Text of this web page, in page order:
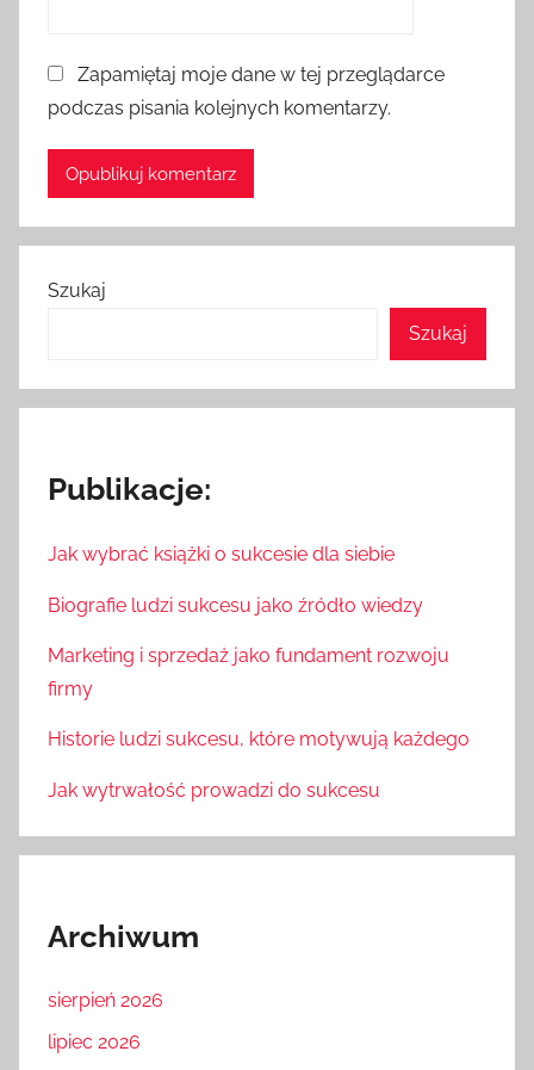
Zapamiętaj moje dane w tej przeglądarce
podczas pisania kolejnych komentarzy.
Szukaj
Szukaj
Publikacje:
Jak wybrać książki o sukcesie dla siebie
Biografie ludzi sukcesu jako źródło wiedzy
Marketing i sprzedaż jako fundament rozwoju
firmy
Historie ludzi sukcesu, które motywują każdego
Jak wytrwałość prowadzi do sukcesu
Archiwum
sierpień 2026
lipiec 2026